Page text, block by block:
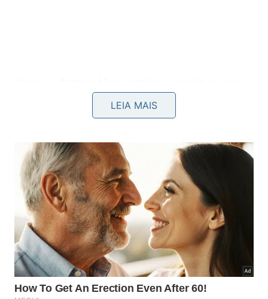
uma das sete candidatas deste ano um destino
imperdível para quem busca autenticidade.
​As vilas brasileiras indicadas
​Araçá (Porto Belo, SC)
​Com pouco mais de 1.100 habitantes, este reduto no
litoral catarinense vive em simbiose com o mar.
Localizada em uma Área de Proteção Ambiental
(APA), a vila preserva a cultura dos pescadores
artesanais e convida o viajante a desacelerar em
passeios de embarcações tradicionais, trilhas
costeiras e mesas fartas de frutos do mar frescos.
LEIA MAIS